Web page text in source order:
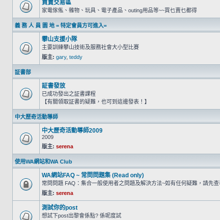
買賣交易區
家電傢俬、雜物、玩具、電子產品、outing用品等~~買乜賣乜都得
義 務 人 員 園 地 = 特定會員方可進入=
攀山支援小隊
主要訓練攀山技術及服務社會大小型比賽
版主: gary, teddy
証書部
証書發放
已成功發出之証書課程
【有關領取証書的疑難，也可到這邊發表！】
中大歷奇活動導師
中大歷奇活動導師2009
2009
版主: serena
使用WA網站和WA Club
WA網站FAQ ~ 常問問題集 (Read only)
常問問題 FAQ：集合一般使用者之問題及解決方法~如有任何疑難，請先查
版主: serena
測試你的post
想試下post出黎會係點? 係呢度試